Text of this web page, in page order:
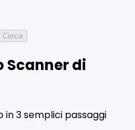
Cerca
Scanner di
3 semplici passaggi